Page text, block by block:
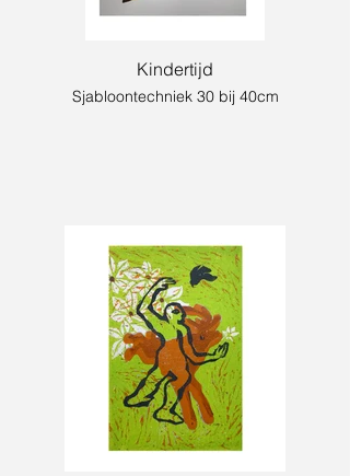
Kindertijd
Sjabloontechniek 30 bij 40cm